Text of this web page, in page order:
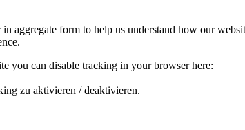
aggregate form to help us understand how our
you can disable tracking in your browser here:
zu aktivieren / deaktivieren.